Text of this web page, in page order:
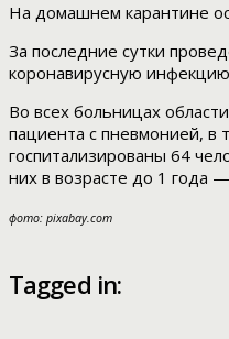
На домашнем карантине
За последние сутки
коронавирусную
Во всех больницах
пациента с пневмонией, в
госпитализированы 64
них в возрасте до 1 года
фото: pixabay.com
Tagged in: